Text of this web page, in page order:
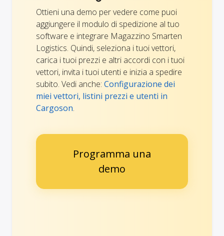
Ottieni una demo per vedere come puoi
aggiungere il modulo di spedizione al tuo
software e integrare Magazzino Smarten
Logistics. Quindi, seleziona i tuoi vettori,
carica i tuoi prezzi e altri accordi con i tuoi
vettori, invita i tuoi utenti e inizia a spedire
subito. Vedi anche: Configurazione dei
miei vettori, listini prezzi e utenti in
Cargoson.
Programma una
demo